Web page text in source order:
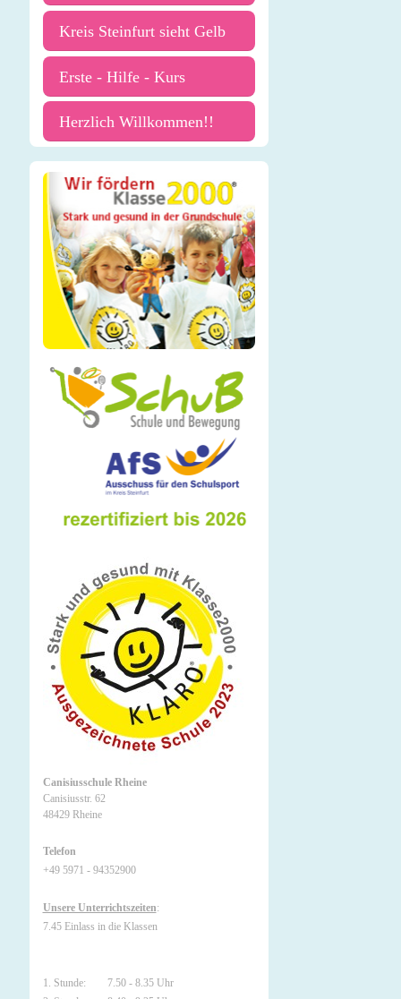
Kreis Steinfurt sieht Gelb
Erste - Hilfe - Kurs
Herzlich Willkommen!!
Canisiusschule Rheine
Canisiusstr. 62
48429 Rheine
Telefon
+49 5971 - 94352900
Unsere Unterrichtszeiten:
7.45 Einlass in die Klassen
1. Stunde: 7.50 - 8.35 Uhr